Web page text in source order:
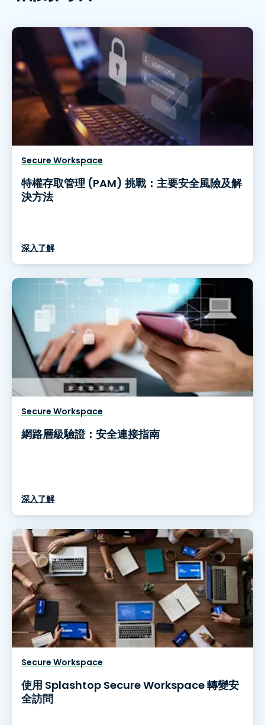
Secure Workspace
特權存取管理 (PAM) 挑戰：主要安全風險及解
決方法
深入了解
Secure Workspace
網路層級驗證：安全連接指南
深入了解
Secure Workspace
使用 Splashtop Secure Workspace 轉變安
全訪問